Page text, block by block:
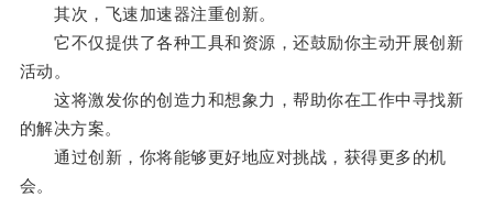
其次，飞速加速器注重创新。
它不仅提供了各种工具和资源，还鼓励你主动开展创新
活动。
这将激发你的创造力和想象力，帮助你在工作中寻找新
的解决方案。
通过创新，你将能够更好地应对挑战，获得更多的机
会。